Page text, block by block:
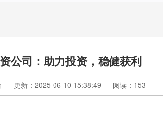
公司：助力投资，稳健获利
更新：2025-06-10 15:38:49 阅读：153